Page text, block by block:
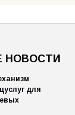
НОВОСТИ